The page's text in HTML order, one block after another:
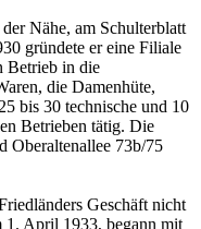
Nähe, am Schulterblatt
gründete er eine Filiale
Betrieb in die
die Damenhüte,
bis 30 technische und 10
Betrieben tätig. Die
Oberaltenallee 73b/75
Geschäft nicht
1. April 1933, begann mit